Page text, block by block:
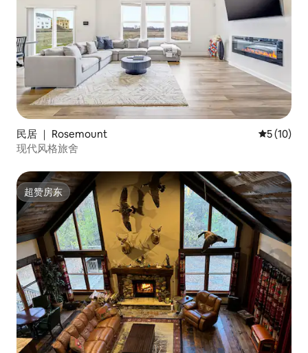
民居 ｜ Rosemount 平均评分
5 (10)
现代风格旅舍
超赞房东
超赞房东